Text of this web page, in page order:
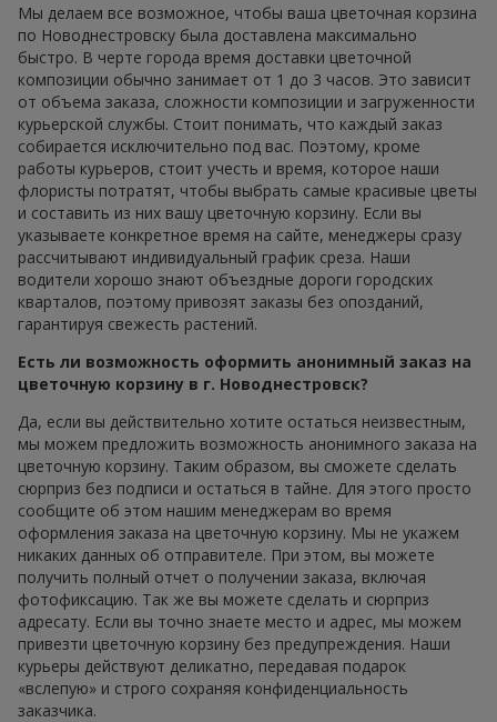
Мы делаем все возможное, чтобы ваша цветочная корзина
по Новоднестровску была доставлена максимально
быстро. В черте города время доставки цветочной
композиции обычно занимает от 1 до 3 часов. Это зависит
от объема заказа, сложности композиции и загруженности
курьерской службы. Стоит понимать, что каждый заказ
собирается исключительно под вас. Поэтому, кроме
работы курьеров, стоит учесть и время, которое наши
флористы потратят, чтобы выбрать самые красивые цветы
и составить из них вашу цветочную корзину. Если вы
указываете конкретное время на сайте, менеджеры сразу
рассчитывают индивидуальный график среза. Наши
водители хорошо знают объездные дороги городских
кварталов, поэтому привозят заказы без опозданий,
гарантируя свежесть растений.
Есть ли возможность оформить анонимный заказ на
цветочную корзину в г. Новоднестровск?
Да, если вы действительно хотите остаться неизвестным,
мы можем предложить возможность анонимного заказа на
цветочную корзину. Таким образом, вы сможете сделать
сюрприз без подписи и остаться в тайне. Для этого просто
сообщите об этом нашим менеджерам во время
оформления заказа на цветочную корзину. Мы не укажем
никаких данных об отправителе. При этом, вы можете
получить полный отчет о получении заказа, включая
фотофиксацию. Так же вы можете сделать и сюрприз
адресату. Если вы точно знаете место и адрес, мы можем
привезти цветочную корзину без предупреждения. Наши
курьеры действуют деликатно, передавая подарок
«вслепую» и строго сохраняя конфиденциальность
заказчика.